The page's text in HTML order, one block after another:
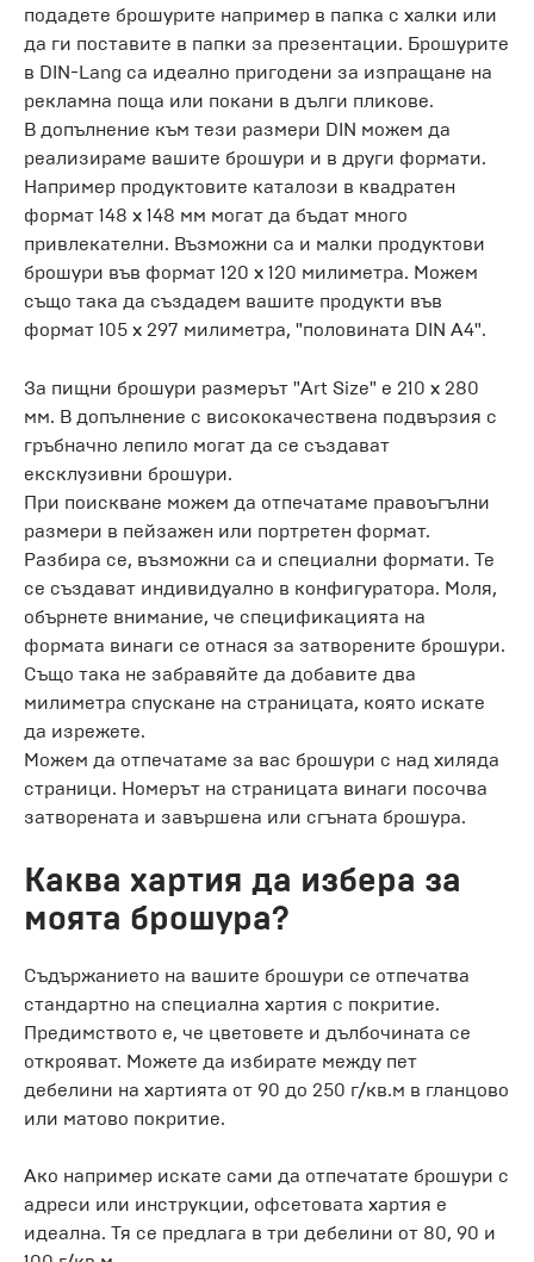
подадете брошурите например в папка с халки или
да ги поставите в папки за презентации. Брошурите
в DIN-Lang са идеално пригодени за изпращане на
рекламна поща или покани в дълги пликове.
В допълнение към тези размери DIN можем да
реализираме вашите брошури и в други формати.
Например продуктовите каталози в квадратен
формат 148 x 148 мм могат да бъдат много
привлекателни. Възможни са и малки продуктови
брошури във формат 120 x 120 милиметра. Можем
също така да създадем вашите продукти във
формат 105 x 297 милиметра, "половината DIN A4".
За пищни брошури размерът "Art Size" е 210 x 280
мм. В допълнение с висококачествена подвързия с
гръбначно лепило могат да се създават
ексклузивни брошури.
При поискване можем да отпечатаме правоъгълни
размери в пейзажен или портретен формат.
Разбира се, възможни са и специални формати. Те
се създават индивидуално в конфигуратора. Моля,
обърнете внимание, че спецификацията на
формата винаги се отнася за затворените брошури.
Също така не забравяйте да добавите два
милиметра спускане на страницата, която искате
да изрежете.
Можем да отпечатаме за вас брошури с над хиляда
страници. Номерът на страницата винаги посочва
затворената и завършена или сгъната брошура.
Каква хартия да избера за
моята брошура?
Съдържанието на вашите брошури се отпечатва
стандартно на специална хартия с покритие.
Предимството е, че цветовете и дълбочината се
открояват. Можете да избирате между пет
дебелини на хартията от 90 до 250 г/кв.м в гланцово
или матово покритие.
Ако например искате сами да отпечатате брошури с
адреси или инструкции, офсетовата хартия е
идеална. Тя се предлага в три дебелини от 80, 90 и